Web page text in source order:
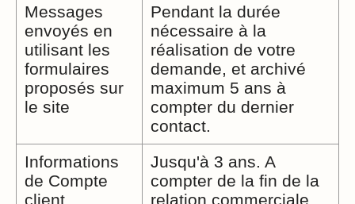
Messages
envoyés en
utilisant les
formulaires
proposés sur
le site
Pendant la durée
nécessaire à la
réalisation de votre
demande, et archivé
maximum 5 ans à
compter du dernier
contact.
Informations
de Compte
client
Jusqu'à 3 ans. A
compter de la fin de la
relation commerciale